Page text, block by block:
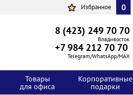
Избранное 0
8 (423) 249 70 70
Владивосток
+7 984 212 70 70
Telegram/WhatsApp/MAX
Товары
для офиса
Корпоративные
подарки